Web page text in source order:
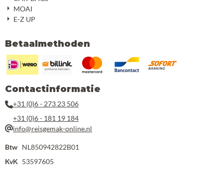
MOAI
E-Z UP
Betaalmethoden
Contactinformatie
+31 (0)6 - 273 23 506
+31 (0)6 - 181 19 184
info@reisgemak-online.nl
Btw NL850942822B01
KvK 53597605